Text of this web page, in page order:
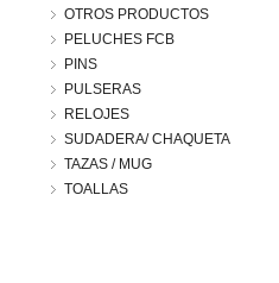
OTROS PRODUCTOS
PELUCHES FCB
PINS
PULSERAS
RELOJES
SUDADERA/ CHAQUETA
TAZAS / MUG
TOALLAS